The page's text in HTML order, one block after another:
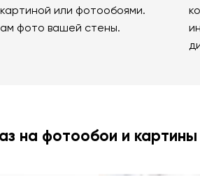
или фотообоями.
фото вашей стены.
на фотообои и картины